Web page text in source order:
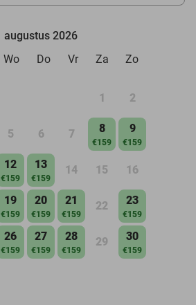
augustus 2026
Wo Do Vr Za Zo
1 2
5 6 7 8
€159
9
€159
12
€159
13
€159
14 15 16
19
€159
20
€159
21
€159
22 23
€159
26
€159
27
€159
28
€159
29 30
€159